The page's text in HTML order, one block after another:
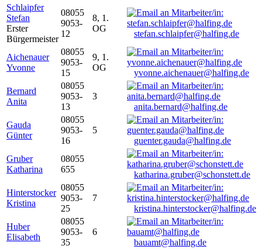
Schlaipfer
Stefan
Erster
Bürgermeister
08055
9053-
12
8, 1.
OG
stefan.schlaipfer@halfing.de
Aichenauer
Yvonne
08055
9053-
15
9, 1.
OG
yvonne.aichenauer@halfing.de
Bernard
Anita
08055
9053-
13
3
anita.bernard@halfing.de
Gauda
Günter
08055
9053-
16
5
guenter.gauda@halfing.de
Gruber
Katharina
08055
655
katharina.gruber@schonstett.de
Hinterstocker
Kristina
08055
9053-
25
7
kristina.hinterstocker@halfing.de
Huber
Elisabeth
08055
9053-
35
6
bauamt@halfing.de